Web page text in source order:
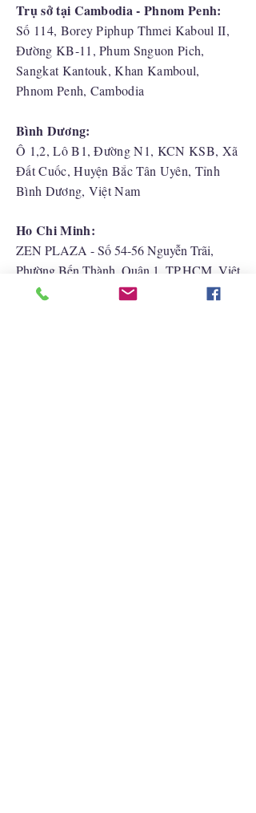
Trụ sở tại Cambodia - Phnom Penh:
Số 114, Borey Piphup Thmei Kaboul II,
Đường KB-11, Phum Snguon Pich,
Sangkat Kantouk, Khan Kamboul,
Phnom Penh, Cambodia
Bình Dương:
Ô 1,2, Lô B1, Đường N1, KCN KSB, Xã
Đất Cuốc, Huyện Bắc Tân Uyên, Tỉnh
Bình Dương, Việt Nam
Ho Chi Minh:
ZEN PLAZA - Số 54-56 Nguyễn Trãi,
Phường Bến Thành, Quận 1, TP.HCM, Việt
Nam